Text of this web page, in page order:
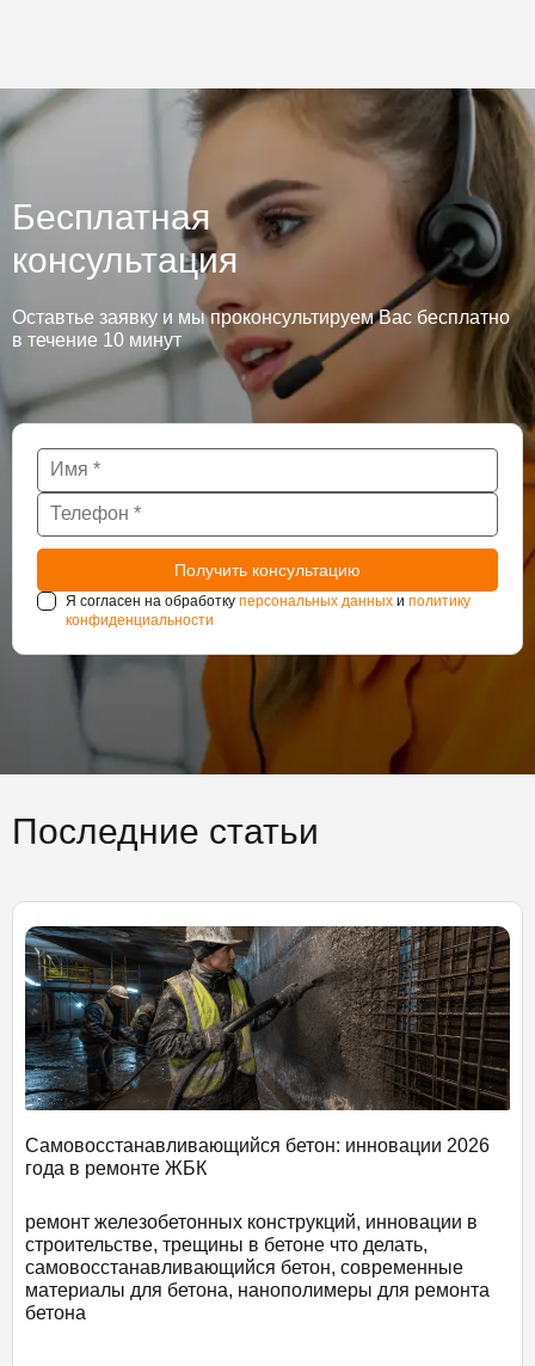
Бесплатная
консультация
Оставтье заявку и мы проконсультируем Вас бесплатно
в течение 10 минут
Я согласен на обработку персональных данных и политику
конфиденциальности
Последние статьи
Самовосстанавливающийся бетон: инновации 2026
года в ремонте ЖБК
ремонт железобетонных конструкций, инновации в
строительстве, трещины в бетоне что делать,
самовосстанавливающийся бетон, современные
материалы для бетона, нанополимеры для ремонта
бетона